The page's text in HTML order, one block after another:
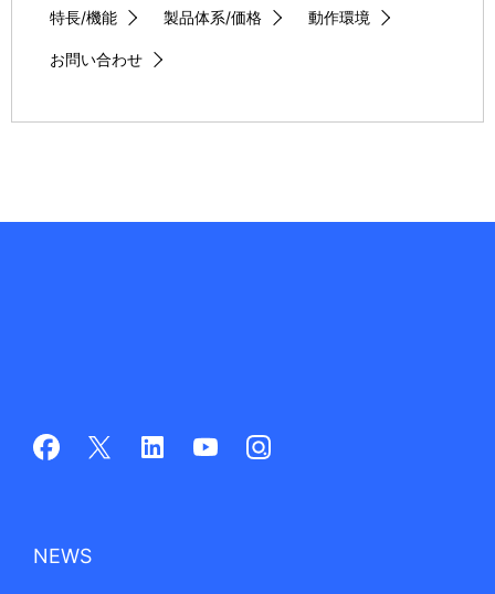
特長/機能 製品体系/価格 動作環境
お問い合わせ
NEWS